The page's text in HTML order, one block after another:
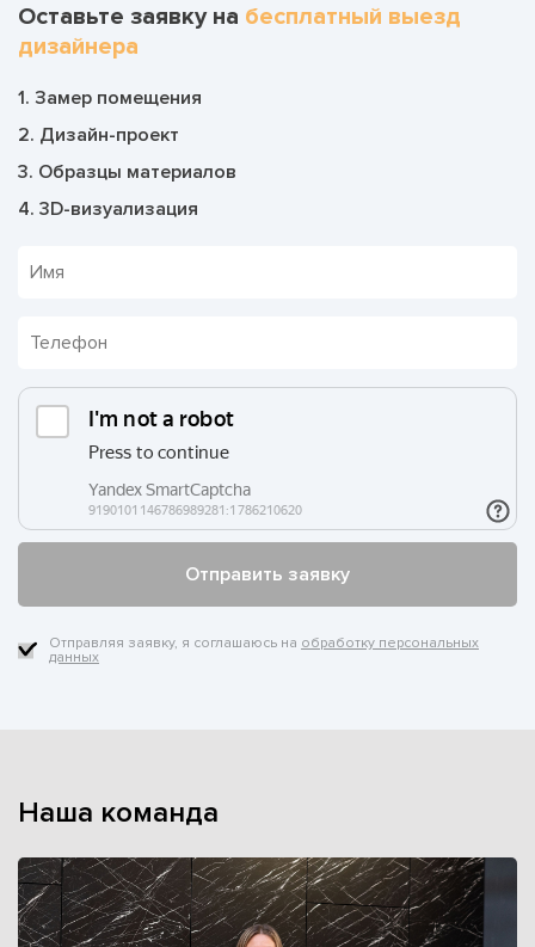
Оставьте заявку на бесплатный выезд
дизайнера
1. Замер помещения
2. Дизайн-проект
3. Образцы материалов
4. 3D-визуализация
Отправляя заявку, я соглашаюсь на обработку персональных
данных
Наша команда